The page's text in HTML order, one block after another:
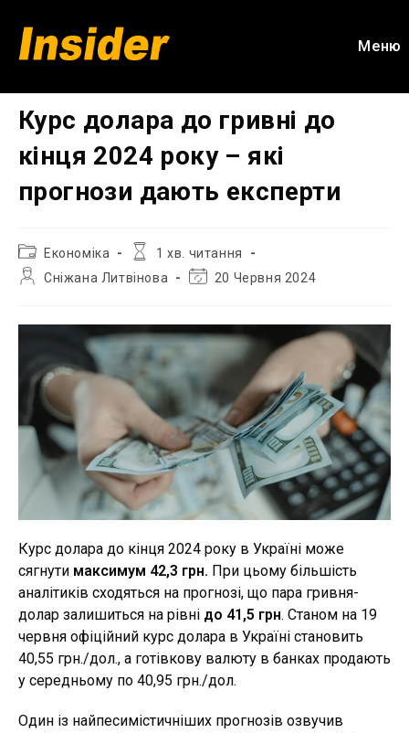
вмісту
Меню
Курс долара до гривні до
кінця 2024 року – які
прогнози дають експерти
Категорія
запису:
Економіка
Час
1 хв. читання
АвторСніжана Литвінова
Остання20 Червня 2024
Курс долара до кінця 2024 року в Україні може
сягнути максимум 42,3 грн. При цьому більшість
аналітиків сходяться на прогнозі, що пара гривня-
долар залишиться на рівні до 41,5 грн. Станом на 19
червня офіційний курс долара в Україні становить
40,55 грн./дол., а готівкову валюту в банках продають
у середньому по 40,95 грн./дол.
Один із найпесимістичніших прогнозів озвучив